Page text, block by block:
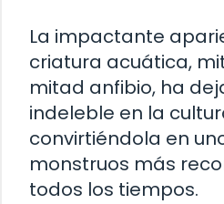
La impactante
criatura acuática,
mitad anfibio, ha
indeleble en la
convirtiéndola en
monstruos más
todos los tiempos.